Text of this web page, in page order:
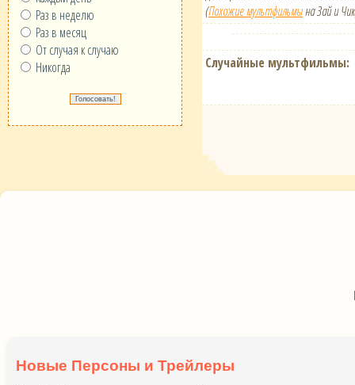
Раз в неделю
Раз в месяц
От случая к случаю
Никогда
(Похожие мультфильмына Зай и
Случайные мультфильмы:
Новые Персоны и Трейлеры